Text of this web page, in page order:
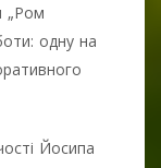
„Ром
одну на
Йосипа